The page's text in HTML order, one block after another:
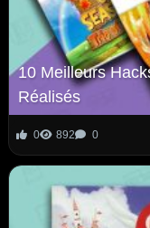
10 Meilleurs
Réalisés
0 892 0